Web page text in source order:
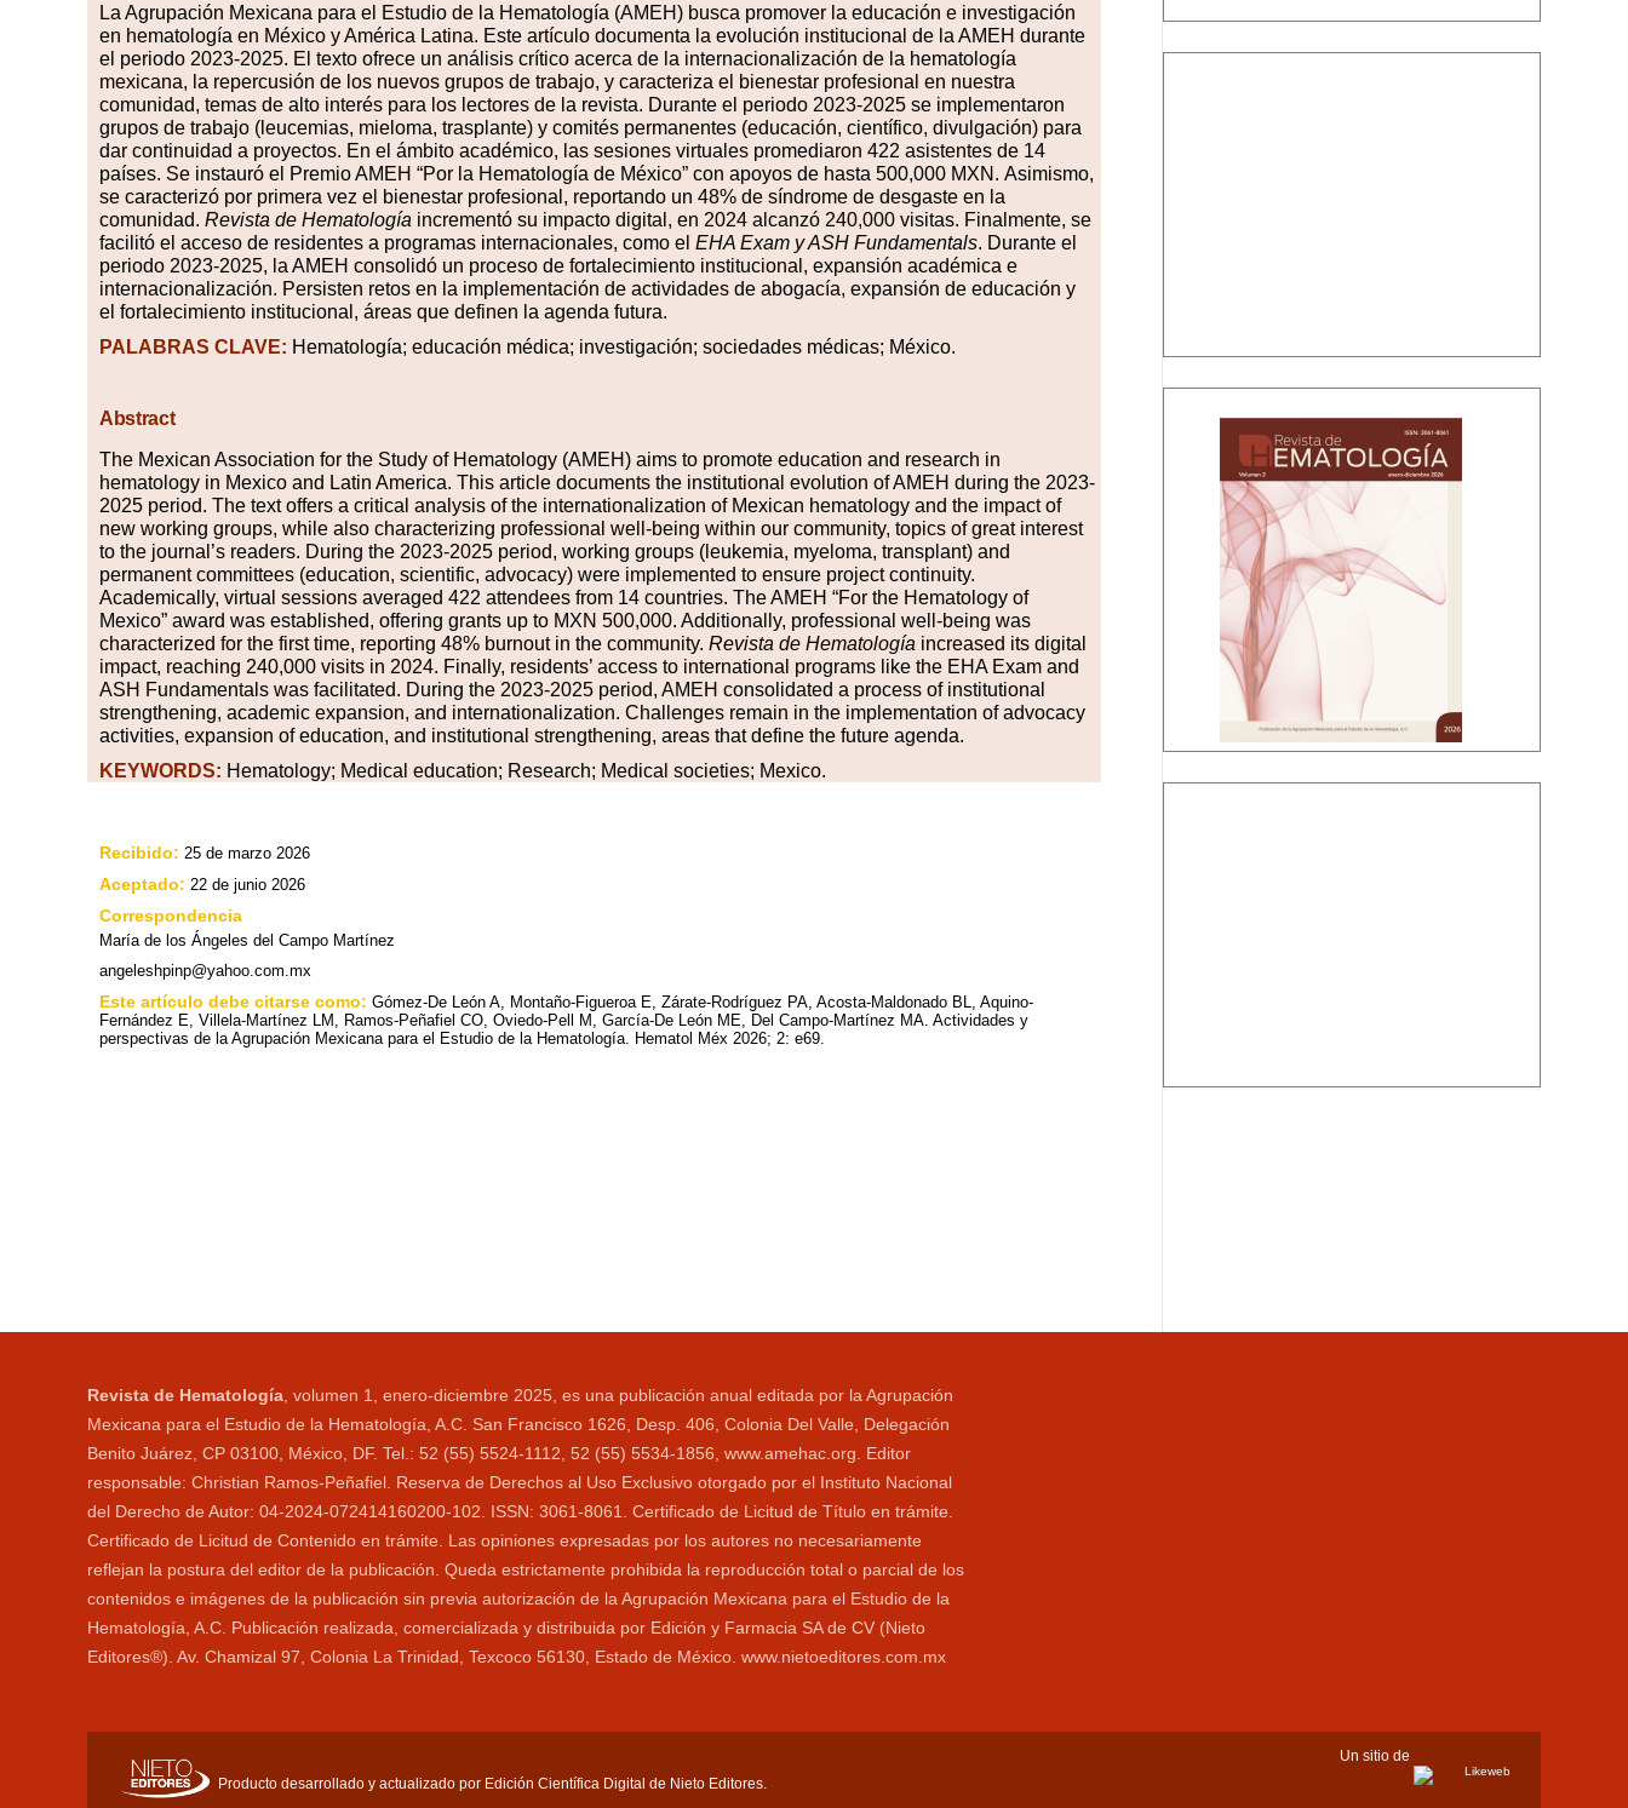
La Agrupación Mexicana para el Estudio de la Hematología (AMEH) busca promover la educación e investigación
en hematología en México y América Latina. Este artículo documenta la evolución institucional de la AMEH durante
el periodo 2023-2025. El texto ofrece un análisis crítico acerca de la internacionalización de la hematología
mexicana, la repercusión de los nuevos grupos de trabajo, y caracteriza el bienestar profesional en nuestra
comunidad, temas de alto interés para los lectores de la revista. Durante el periodo 2023-2025 se implementaron
grupos de trabajo (leucemias, mieloma, trasplante) y comités permanentes (educación, científico, divulgación) para
dar continuidad a proyectos. En el ámbito académico, las sesiones virtuales promediaron 422 asistentes de 14
países. Se instauró el Premio AMEH “Por la Hematología de México” con apoyos de hasta 500,000 MXN . Asimismo,
se caracterizó por primera vez el bienestar profesional, reportando un 48% de síndrome de desgaste en la
comunidad. Revista de Hematología incrementó su impacto digital, en 2024 alcanzó 240,000 visitas. Finalmente, se
facilitó el acceso de residentes a programas internacionales, como el EHA Exam y ASH Fundamentals. Durante el
periodo 2023-2025, la AMEH consolidó un proceso de fortalecimiento institucional, expansión académica e
internacionalización. Persisten retos en la implementación de actividades de abogacía, expansión de educación y
el fortalecimiento institucional, áreas que definen la agenda futura.
PALABRAS CLAVE: Hematología; educación médica; investigación; sociedades médicas; México.
Abstract
The Mexican Association for the Study of Hematology (AMEH) aims to promote education and research in
hematology in Mexico and Latin America. This article documents the institutional evolution of AMEH during the 2023-
2025 period. The text offers a critical analysis of the internationalization of Mexican hematology and the impact of
new working groups, while also characterizing professional well-being within our community, topics of great interest
to the journal’s readers. During the 2023-2025 period, working groups (leukemia, myeloma, transplant) and
permanent committees (education, scientific, advocacy) were implemented to ensure project continuity.
Academically, virtual sessions averaged 422 attendees from 14 countries. The AMEH “For the Hematology of
Mexico” award was established, offering grants up to MXN 500,000. Additionally, professional well-being was
characterized for the first time, reporting 48% burnout in the community. Revista de Hematología increased its digital
impact, reaching 240,000 visits in 2024. Finally, residents’ access to international programs like the EHA Exam and
ASH Fundamentals was facilitated. During the 2023-2025 period, AMEH consolidated a process of institutional
strengthening, academic expansion, and internationalization. Challenges remain in the implementation of advocacy
activities, expansion of education, and institutional strengthening, areas that define the future agenda.
KEYWORDS: Hematology; Medical education; Research; Medical societies; Mexico.
Recibido: 25 de marzo 2026
Aceptado: 22 de junio 2026
Correspondencia
María de los Ángeles del Campo Martínez
angeleshpinp@yahoo.com.mx
Este artículo debe citarse como: Gómez-De León A, Montaño-Figueroa E, Zárate-Rodríguez PA, Acosta-Maldonado BL, Aquino-
Fernández E, Villela-Martínez LM, Ramos-Peñafiel CO, Oviedo-Pell M, García-De León ME, Del Campo-Martínez MA. Actividades y
perspectivas de la Agrupación Mexicana para el Estudio de la Hematología. Hematol Méx 2026; 2: e69.
Revista de Hematología , volumen 1, enero-diciembre 2025, es una publicación anual editada por la Agrupación
Mexicana para el Estudio de la Hematología, A.C. San Francisco 1626, Desp. 406, Colonia Del Valle, Delegación
Benito Juárez, CP 03100, México, DF. Tel.: 52 (55) 5524-1112, 52 (55) 5534-1856, www.amehac.org. Editor
responsable: Christian Ramos-Peñafiel. Reserva de Derechos al Uso Exclusivo otorgado por el Instituto Nacional
del Derecho de Autor: 04-2024-072414160200-102. ISSN: 3061-8061. Certificado de Licitud de Título en trámite.
Certificado de Licitud de Contenido en trámite. Las opiniones expresadas por los autores no necesariamente
reflejan la postura del editor de la publicación. Queda estrictamente prohibida la reproducción total o parcial de los
contenidos e imágenes de la publicación sin previa autorización de la Agrupación Mexicana para el Estudio de la
Hematología, A.C. Publicación realizada, comercializada y distribuida por Edición y Farmacia SA de CV (Nieto
Editores®). Av. Chamizal 97, Colonia La Trinidad, Texcoco 56130, Estado de México. www.nietoeditores.com.mx
Producto desarrollado y actualizado por Edición Científica Digital de Nieto Editores.
Un sitio de